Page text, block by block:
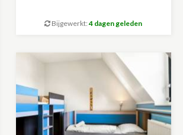
Bijgewerkt:4 dagen geleden